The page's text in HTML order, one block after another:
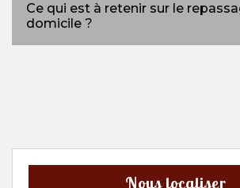
Ce qui est à retenir sur le
domicile ?
Nous localiser